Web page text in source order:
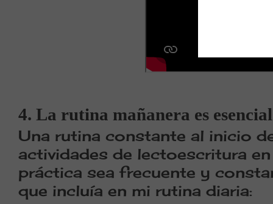
4. La rutina mañanera es esencial
Una rutina constante al inicio
actividades de lectoescritura
práctica sea frecuente y
que incluía en mi rutina diaria: